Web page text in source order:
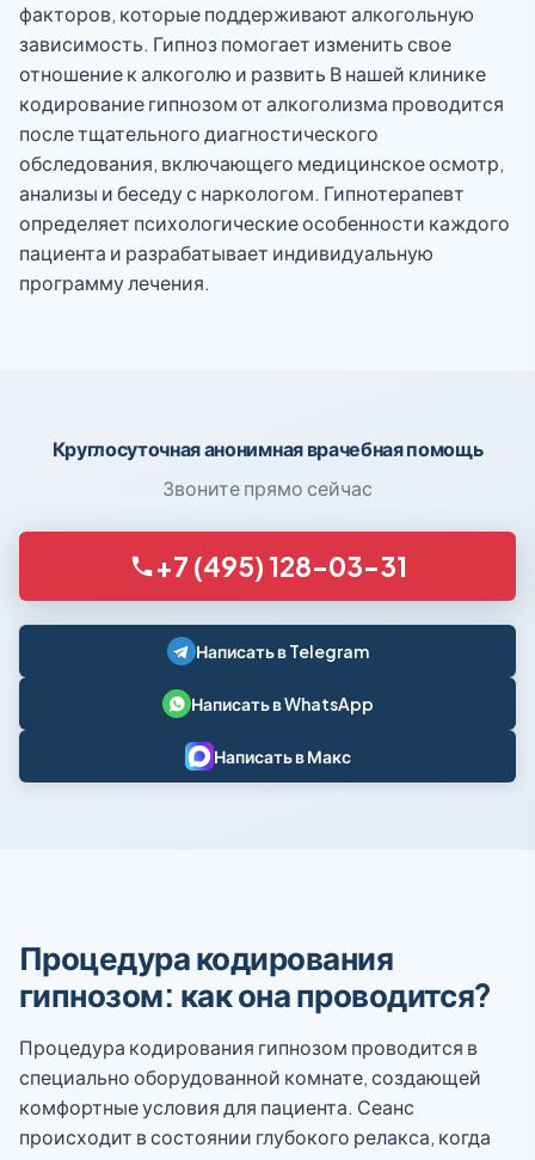
факторов, которые поддерживают алкогольную
зависимость. Гипноз помогает изменить свое
отношение к алкоголю и развить В нашей клинике
кодирование гипнозом от алкоголизма проводится
после тщательного диагностического
обследования, включающего медицинское осмотр,
анализы и беседу с наркологом. Гипнотерапевт
определяет психологические особенности каждого
пациента и разрабатывает индивидуальную
программу лечения.
Круглосуточная анонимная врачебная помощь
Звоните прямо сейчас
+7 (495) 128-03-31
Написать в Telegram
Написать в WhatsApp
Написать в Макс
Процедура кодирования
гипнозом: как она проводится?
Процедура кодирования гипнозом проводится в
специально оборудованной комнате, создающей
комфортные условия для пациента. Сеанс
происходит в состоянии глубокого релакса, когда